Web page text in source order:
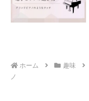
ホーム 趣味
ノ